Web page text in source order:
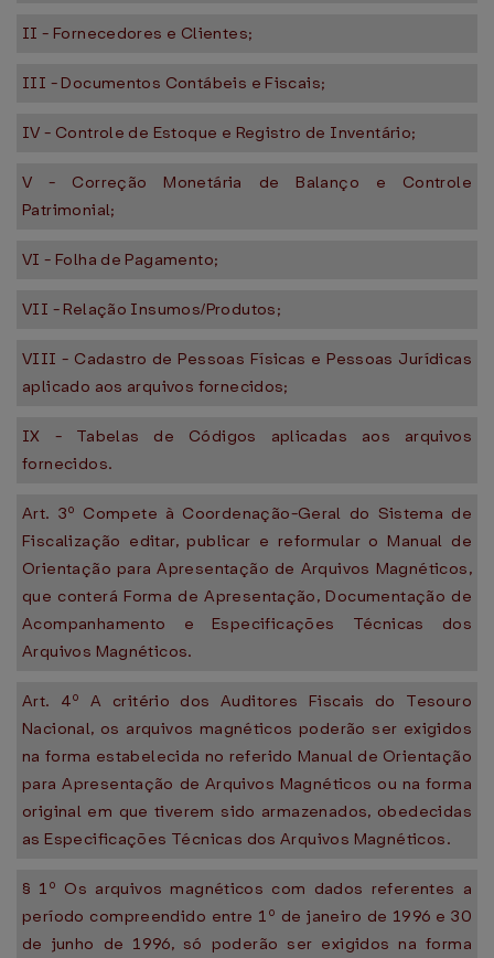
II - Fornecedores e Clientes;
III - Documentos Contábeis e Fiscais;
IV - Controle de Estoque e Registro de Inventário;
V - Correção Monetária de Balanço e Controle
Patrimonial;
VI - Folha de Pagamento;
VII - Relação Insumos/Produtos;
VIII - Cadastro de Pessoas Físicas e Pessoas Jurídicas
aplicado aos arquivos fornecidos;
IX - Tabelas de Códigos aplicadas aos arquivos
fornecidos.
Art. 3º Compete à Coordenação-Geral do Sistema de
Fiscalização editar, publicar e reformular o Manual de
Orientação para Apresentação de Arquivos Magnéticos,
que conterá Forma de Apresentação, Documentação de
Acompanhamento e Especificações Técnicas dos
Arquivos Magnéticos.
Art. 4º A critério dos Auditores Fiscais do Tesouro
Nacional, os arquivos magnéticos poderão ser exigidos
na forma estabelecida no referido Manual de Orientação
para Apresentação de Arquivos Magnéticos ou na forma
original em que tiverem sido armazenados, obedecidas
as Especificações Técnicas dos Arquivos Magnéticos.
§ 1º Os arquivos magnéticos com dados referentes a
período compreendido entre 1º de janeiro de 1996 e 30
de junho de 1996, só poderão ser exigidos na forma